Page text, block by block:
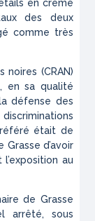
en crême
des deux
comme très
(CRAN)
en sa qualité
défense des
était de
d’avoir
au
de Grasse
arrêté, sous